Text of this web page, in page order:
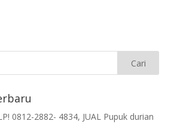
0812-2882- 4834, JUAL Pupuk durian